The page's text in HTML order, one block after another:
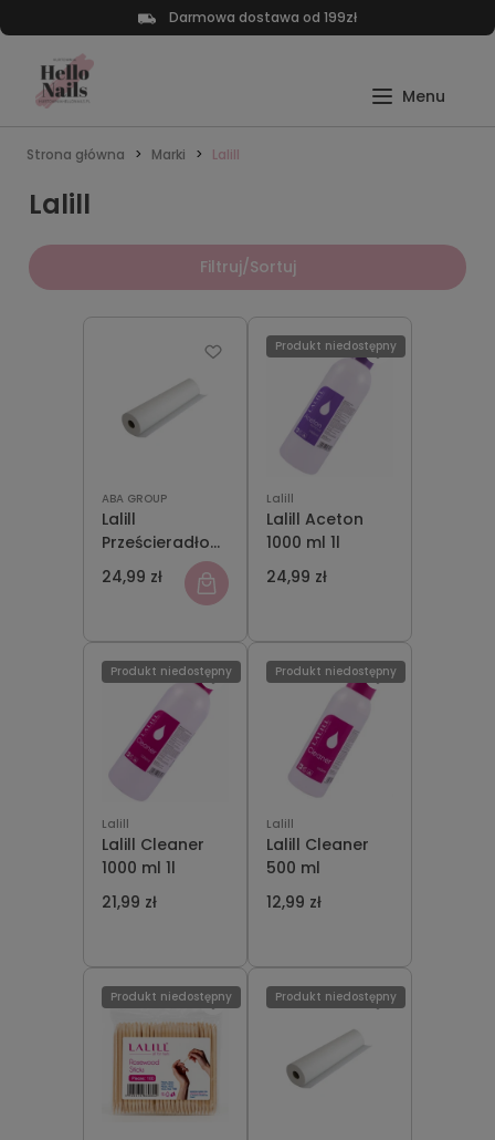
Darmowa dostawa od 199zł
Strona główna Marki Lalill
Lalill
Filtruj/Sortuj
ABA GROUP
Lalill
Prześcieradło
Celulozowe
60cm x 50m
24,99 zł
Lalill
Lalill Aceton
1000 ml 1l
24,99 zł
Produkt niedostępny
Lalill
Lalill Cleaner
1000 ml 1l
21,99 zł
Produkt niedostępny
Lalill
Lalill Cleaner
500 ml
12,99 zł
Produkt niedostępny
Produkt niedostępny Produkt niedostępny